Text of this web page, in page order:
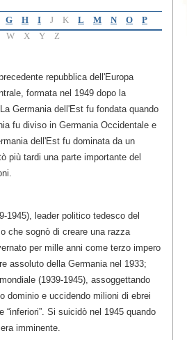
G H I J K L M N O
P
W X Y Z
repubblica dell'Europa
formata nel 1949 dopo la
Germania dell'Est fu fondata quando
fu diviso in Germania Occidentale e
dell'Est fu dominata da un
più tardi una parte importante del
1945), leader politico tedesco del
che sognò di creare una razza
per mille anni come terzo impero
assoluto della Germania nel 1933;
(1939-1945), assoggettando
dominio e uccidendo milioni di ebrei
“inferiori”. Si suicidò nel 1945 quando
imminente.